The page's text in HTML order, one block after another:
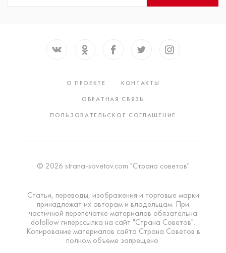
О ПРОЕКТЕ
КОНТАКТЫ
ОБРАТНАЯ СВЯЗЬ
ПОЛЬЗОВАТЕЛЬСКОЕ СОГЛАШЕНИЕ
© 2026 strana-sovetov.com "Страна советов"
Статьи, переводы, изображения и торговые марки
принадлежат их авторам и владельцам. При
частичной перепечатке материалов обязательна
dofollow гиперссылка на сайт "Страна Советов".
Копирование материалов сайта Страна Советов в
полном объеме запрещено.